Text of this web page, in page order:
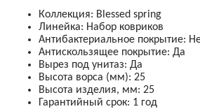
Коллекция: Blessed spring
Линейка: Набор ковриков
Антибактериальное покрытие:
Антискользящее покрытие: Да
Вырез под унитаз: Да
Высота ворса (мм): 25
Высота изделия, мм: 25
Гарантийный срок: 1 год